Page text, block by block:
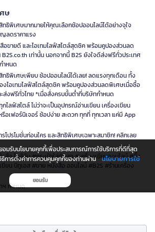
ษ
ทธิพิเศษมากมายให้คุณเลือกช้อปออนไลน์ได้อย่างจุใจ
ลดราคาแรง
อขายดี และไอเทมไลฟ์สไตล์สุดชิค พร้อมคูปองส่วนลด
เท่านั้น นอกจากนี้ B2S ยังใจดีส่งฟรีทั่วประเทศ
ำหนด
ทธิพิเศษเพียบ ช้อปออนไลน์ได้เลย! ลดแรงทุกเดือน ทั้ง
งไอเทมไลฟ์สไตล์สุดชิค พร้อมคูปองส่วนลดพิเศษเมื่อซื้อ
ส่งฟรีทั่วไทย *เมื่อสั่งครบขั้นต่ำที่บริษัทกำหนด
ไลฟ์สไตล์ ไม่ว่าจะเป็นอุปกรณ์อ่านเขียน เครื่องเขียน
อเฟอร์นิเจอร์ ช้อปง่าย สะดวก ทุกที่ ทุกเวลา แค่มี App
โปรโมชั่นก่อนใคร และสิทธิพิเศษเฉพาะสมาชิก! คลิกเลย
สือ ใกล้ฉัน #กระเป๋าใส่ดินสอ #เครื่องเขียนออนไลน์ #ซื้อ
ยน บีทูเอส #ขาย หนังสือ ออนไลน์ #B2S #ร้านเครื่อง
ฯ กำหนด
operating under
อมรับนโยบายคุกกี้เพื่อประสบการณ์การใช้บริการที่ดีที่สุด
การตั้งค่าการควบคุมคุกกี้ของท่านผ่าน นโยบายการใช้
ยอมรับ